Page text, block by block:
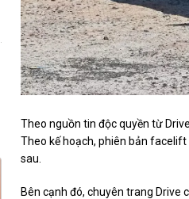
Theo nguồn tin độc quyền từ
Theo kế hoạch, phiên bản
sau.
Bên cạnh đó, chuyên trang Drive